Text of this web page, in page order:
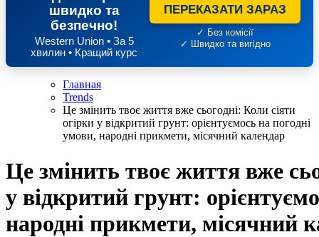
швидко та
безпечно!
Western Union • За 5
хвилин • Кращий курс
ПЕРЕКАЗАТИ ЗАРАЗ
✓ Без комісії
✓ Швидко та вигідно
Главная
Trends
Це змінить твоє життя вже сьогодні: Коли сіяти
огірки у відкритий грунт: орієнтуємось на погодні
умови, народні прикмети, місячний календар
Це змінить твоє життя вже
у відкритий грунт:
народні прикмети, місячний